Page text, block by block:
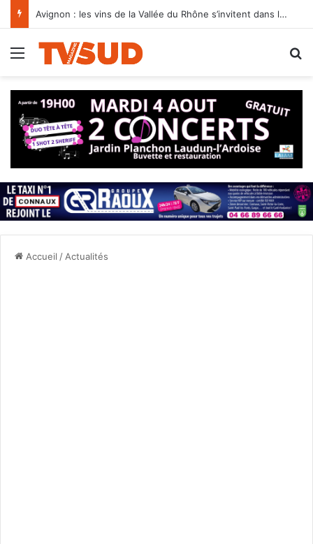
Avignon : les vins de la Vallée du Rhône s’invitent dans les jardins du Palais des Papes
Menu
Accueil / Actualités